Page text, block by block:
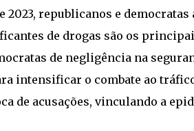
2023, republicanos e
de drogas são os
de negligência na
intensificar o combate ao
de acusações, vinculando a